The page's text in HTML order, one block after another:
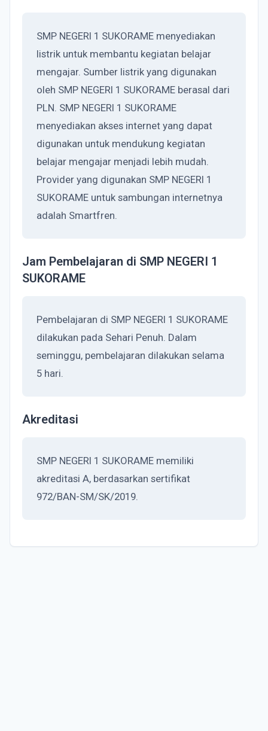
SMP NEGERI 1 SUKORAME menyediakan
listrik untuk membantu kegiatan belajar
mengajar. Sumber listrik yang digunakan
oleh SMP NEGERI 1 SUKORAME berasal dari
PLN. SMP NEGERI 1 SUKORAME
menyediakan akses internet yang dapat
digunakan untuk mendukung kegiatan
belajar mengajar menjadi lebih mudah.
Provider yang digunakan SMP NEGERI 1
SUKORAME untuk sambungan internetnya
adalah Smartfren.
Jam Pembelajaran di SMP NEGERI 1
SUKORAME
Pembelajaran di SMP NEGERI 1 SUKORAME
dilakukan pada Sehari Penuh. Dalam
seminggu, pembelajaran dilakukan selama
5 hari.
Akreditasi
SMP NEGERI 1 SUKORAME memiliki
akreditasi A, berdasarkan sertifikat
972/BAN-SM/SK/2019.